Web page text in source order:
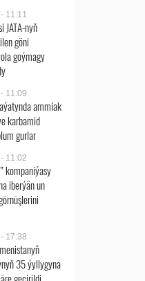
11:11
JATA-nyň
göni
goýmagy
11:09
ammiak
karbamid
gurlar
11:02
kompaniýasy
iberýän un
17:38
35 ýyllygyna